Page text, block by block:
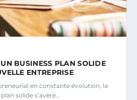
BUSINESS PLAN SOLIDE
ENTREPRISE
en constante évolution, la
solide s’avère…